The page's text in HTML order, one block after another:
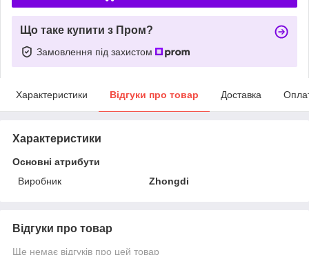
Що таке купити з Пром?
Замовлення під захистом
Характеристики Відгуки про товар Доставка
Характеристики
Основні атрибути
Виробник
Zhongdi
Відгуки про товар
Ще немає відгуків про цей товар